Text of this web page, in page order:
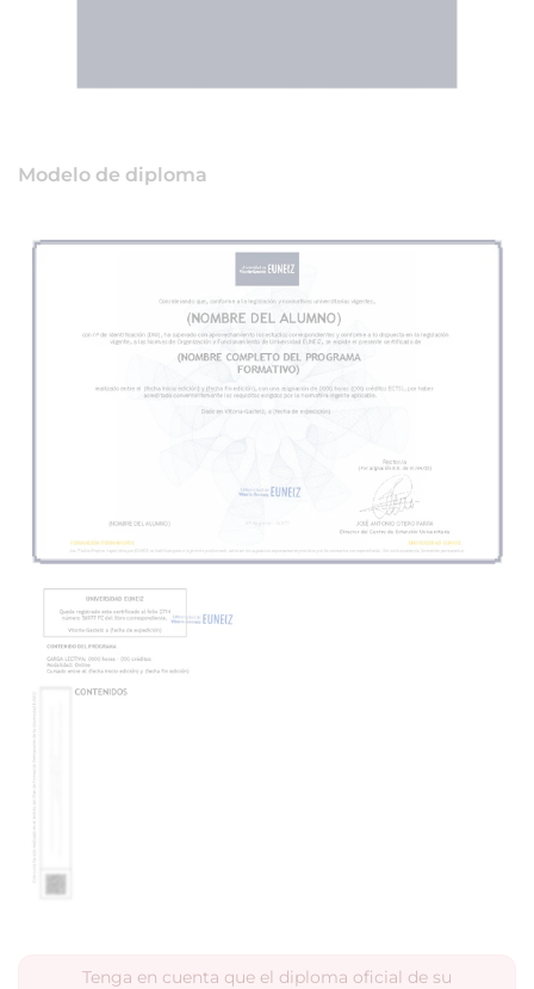
Modelo de diploma
Tenga en cuenta que el diploma oficial de su